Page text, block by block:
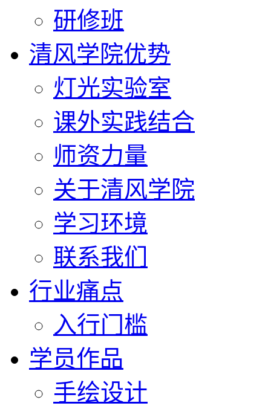
研修班
清风学院优势
灯光实验室
课外实践结合
师资力量
关于清风学院
学习环境
联系我们
行业痛点
入行门槛
学员作品
手绘设计